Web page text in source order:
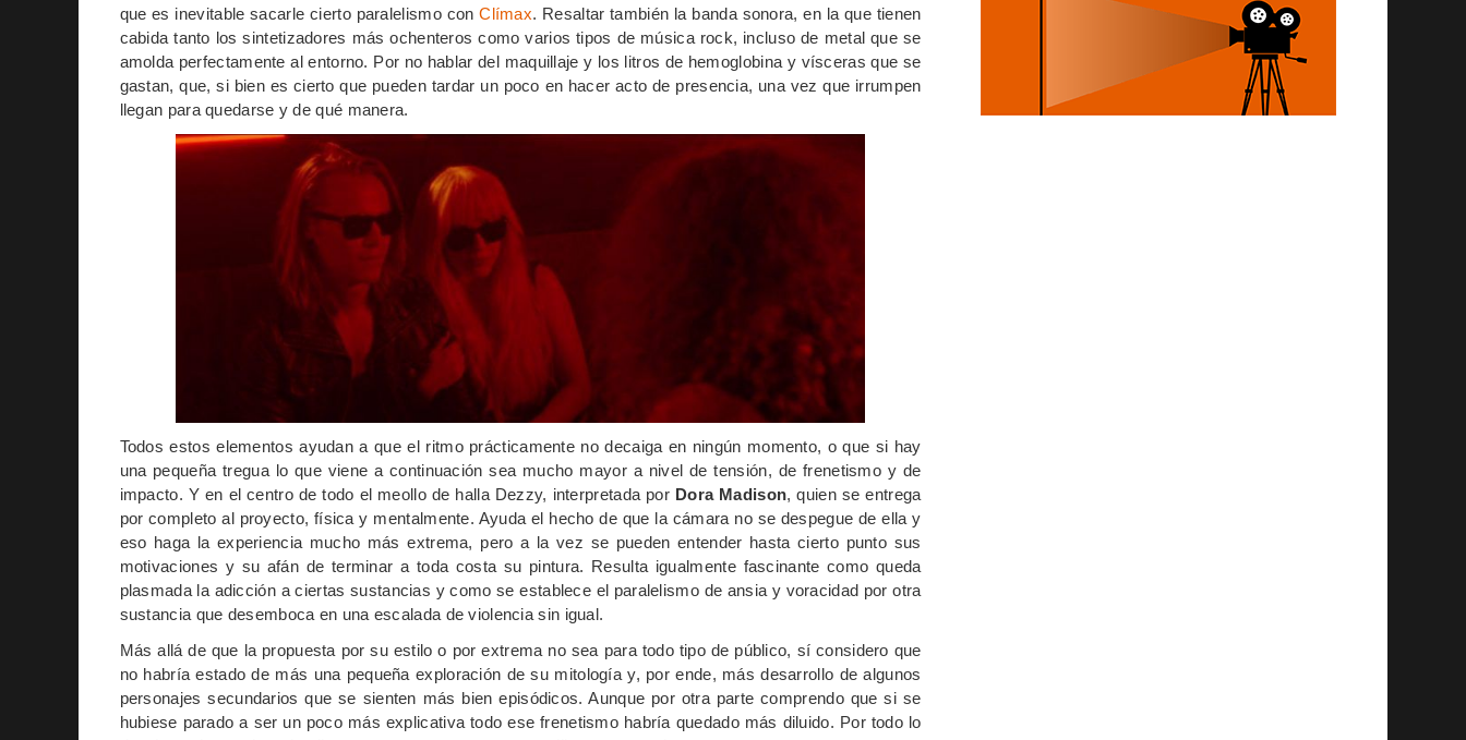
que es inevitable sacarle cierto paralelismo conClímax. Resaltar también la banda sonora, en la que tienen
cabida tanto los sintetizadores más ochenteros como varios tipos de música rock, incluso de metal que se
amolda perfectamente al entorno. Por no hablar del maquillaje y los litros de hemoglobina y vísceras que se
gastan, que, si bien es cierto que pueden tardar un poco en hacer acto de presencia, una vez que irrumpen
llegan para quedarse y de qué manera.
Todos estos elementos ayudan a que el ritmo prácticamente no decaiga en ningún momento, o que si hay
una pequeña tregua lo que viene a continuación sea mucho mayor a nivel de tensión, de frenetismo y de
impacto. Y en el centro de todo el meollo de halla Dezzy, interpretada por Dora Madison, quien se entrega
por completo al proyecto, física y mentalmente. Ayuda el hecho de que la cámara no se despegue de ella y
eso haga la experiencia mucho más extrema, pero a la vez se pueden entender hasta cierto punto sus
motivaciones y su afán de terminar a toda costa su pintura. Resulta igualmente fascinante como queda
plasmada la adicción a ciertas sustancias y como se establece el paralelismo de ansia y voracidad por otra
sustancia que desemboca en una escalada de violencia sin igual.
Más allá de que la propuesta por su estilo o por extrema no sea para todo tipo de público, sí considero que
no habría estado de más una pequeña exploración de su mitología y, por ende, más desarrollo de algunos
personajes secundarios que se sienten más bien episódicos. Aunque por otra parte comprendo que si se
hubiese parado a ser un poco más explicativa todo ese frenetismo habría quedado más diluido. Por todo lo